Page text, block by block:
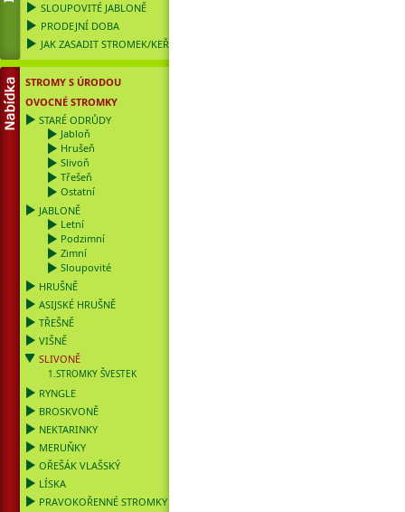
SLOUPOVITÉ JABLONĚ
PRODEJNÍ DOBA
JAK ZASADIT STROMEK/KEŘ
STROMY S ÚRODOU
OVOCNÉ STROMKY
STARÉ ODRŮDY
Jabloň
Hrušeň
Slivoň
Třešeň
Ostatní
JABLONĚ
Letní
Podzimní
Zimní
Sloupovité
HRUŠNĚ
ASIJSKÉ HRUŠNĚ
TŘEŠNĚ
VIŠNĚ
SLIVONĚ
1.STROMKY ŠVESTEK
RYNGLE
BROSKVONĚ
NEKTARINKY
MERUŇKY
OŘEŠÁK VLAŠSKÝ
LÍSKA
PRAVOKOŘENNÉ STROMKY